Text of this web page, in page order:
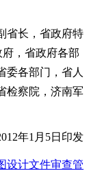
长，省政府特
，省政府各部
委各部门，省人
检察院，济南军
年1月5日印发
设计文件审查管